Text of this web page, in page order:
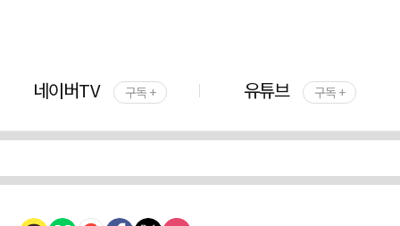
네이버TV 구독 + 유튜브 구독 +